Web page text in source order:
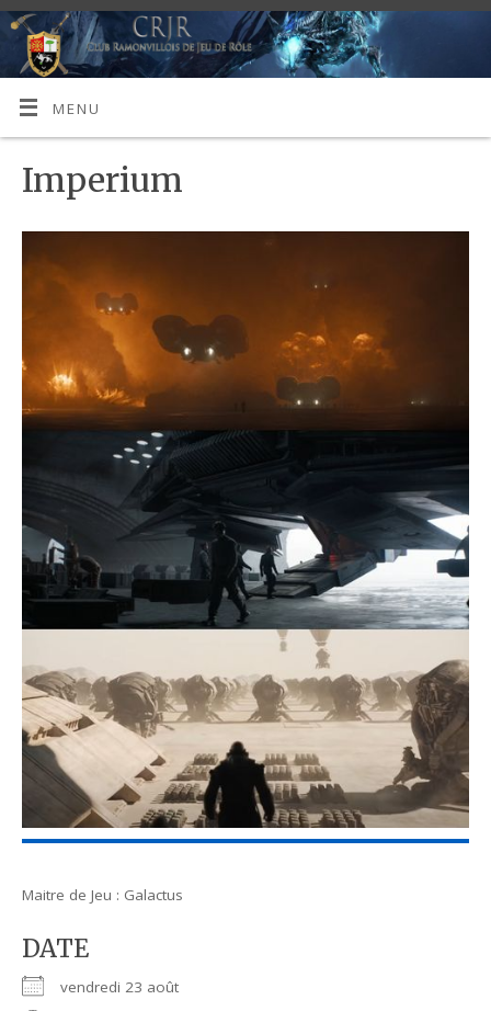
MENU
Imperium
Maitre de Jeu : Galactus
DATE
vendredi 23 août